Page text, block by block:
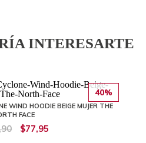
INTERESARTE
40%
WIND HOODIE BEIGE MUJER THE
FACE
$77,95